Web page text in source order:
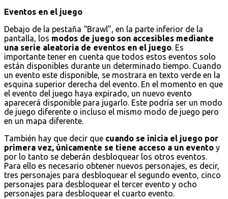
Eventos en el juego
Debajo de la pestaña “Brawl”, en la parte inferior de la
pantalla, los modos de juego son accesibles mediante
una serie aleatoria de eventos en el juego. Es
importante tener en cuenta que todos estos eventos solo
están disponibles durante un determinado tiempo. Cuando
un evento este disponible, se mostrara en texto verde en la
esquina superior derecha del evento. En el momento en que
el evento del juego haya expirado, un nuevo evento
aparecerá disponible para jugarlo. Este podría ser un modo
de juego diferente o incluso el mismo modo de juego pero
en un mapa diferente.
También hay que decir que cuando se inicia el juego por
primera vez, únicamente se tiene acceso a un evento y
por lo tanto se deberán desbloquear los otros eventos.
Para ello es necesario obtener nuevos personajes, es decir,
tres personajes para desbloquear el segundo evento, cinco
personajes para desbloquear el tercer evento y ocho
personajes para desbloquear el cuarto evento.